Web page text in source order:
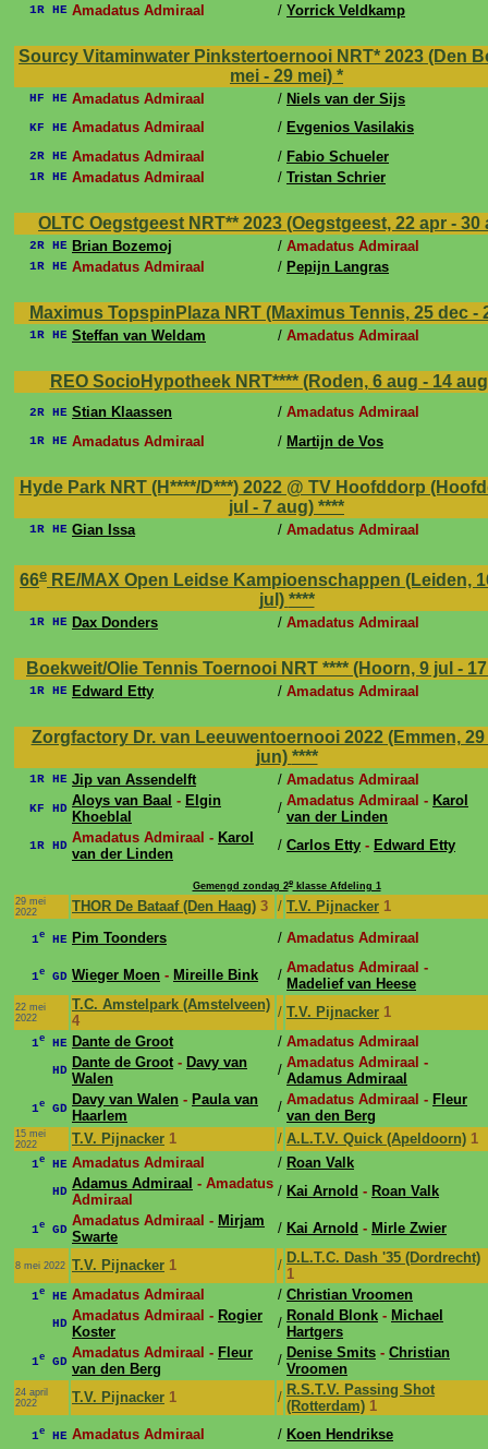
1R HE Amadatus Admiraal / Yorrick Veldkamp
Sourcy Vitaminwater Pinkstertoernooi NRT* 2023 (Den
mei - 29 mei) *
HF HE Amadatus Admiraal / Niels van der Sijs
KF HE Amadatus Admiraal / Evgenios Vasilakis
2R HE Amadatus Admiraal / Fabio Schueler
1R HE Amadatus Admiraal / Tristan Schrier
OLTC Oegstgeest NRT** 2023 (Oegstgeest, 22 apr -
2R HE Brian Bozemoj / Amadatus Admiraal
1R HE Amadatus Admiraal / Pepijn Langras
Maximus TopspinPlaza NRT (Maximus Tennis, 25 dec -
1R HE Steffan van Weldam / Amadatus Admiraal
REO SocioHypotheek NRT**** (Roden, 6 aug - 14
2R HE Stian Klaassen / Amadatus Admiraal
1R HE Amadatus Admiraal / Martijn de Vos
Hyde Park NRT (H****/D***) 2022 @ TV Hoofddorp
jul - 7 aug) ****
1R HE Gian Issa / Amadatus Admiraal
66e RE/MAX Open Leidse Kampioenschappen (Leiden,
jul) ****
1R HE Dax Donders / Amadatus Admiraal
Boekweit/Olie Tennis Toernooi NRT **** (Hoorn, 9 jul -
1R HE Edward Etty / Amadatus Admiraal
Zorgfactory Dr. van Leeuwentoernooi 2022 (Emmen, 29
jun) ****
1R HE Jip van Assendelft / Amadatus Admiraal
KF HD Aloys van Baal - Elgin
Khoeblal
/ Amadatus Admiraal - Karol
van der Linden
1R HD Amadatus Admiraal - Karol
van der Linden
/ Carlos Etty - Edward Etty
Gemengd zondag 2eklasse Afdeling 1
29 mei
2022
THOR De Bataaf (Den Haag) 3 / T.V. Pijnacker 1
1e HE Pim Toonders / Amadatus Admiraal
1e GD Wieger Moen - Mireille Bink / Amadatus Admiraal -
Madelief van Heese
22 mei
2022
T.C. Amstelpark (Amstelveen)
4
/ T.V. Pijnacker 1
1e HE Dante de Groot / Amadatus Admiraal
HD Dante de Groot- Davy van
Walen
/ Amadatus Admiraal -
Adamus Admiraal
1e GD
Davy van Walen - Paula van
Haarlem
/ Amadatus Admiraal - Fleur
van den Berg
15 mei
2022
T.V. Pijnacker 1 / A.L.T.V. Quick (Apeldoorn) 1
1e HE Amadatus Admiraal / Roan Valk
HD Adamus Admiraal - Amadatus
Admiraal
/ Kai Arnold - Roan Valk
1e GD
Amadatus Admiraal - Mirjam
Swarte
/ Kai Arnold - Mirle Zwier
8 mei 2022 T.V. Pijnacker 1 / D.L.T.C. Dash '35 (Dordrecht)
1
1e HE Amadatus Admiraal / Christian Vroomen
HD Amadatus Admiraal - Rogier
Koster
/ Ronald Blonk - Michael
Hartgers
1e GD
Amadatus Admiraal - Fleur
van den Berg
/ Denise Smits - Christian
Vroomen
24 april
2022
T.V. Pijnacker 1 / R.S.T.V. Passing Shot
(Rotterdam) 1
1e HE Amadatus Admiraal / Koen Hendrikse